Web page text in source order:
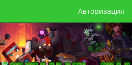
Авторизация